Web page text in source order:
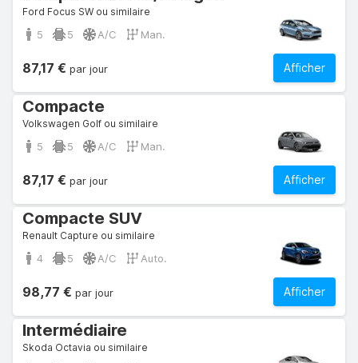
Ford Focus SW ou similaire
5 5 A/C Man.
Afficher
87,17 € par jour
Compacte
Volkswagen Golf ou similaire
5 5 A/C Man.
Afficher
87,17 € par jour
Compacte SUV
Renault Capture ou similaire
4 5 A/C Auto.
Afficher
98,77 € par jour
Intermédiaire
Skoda Octavia ou similaire